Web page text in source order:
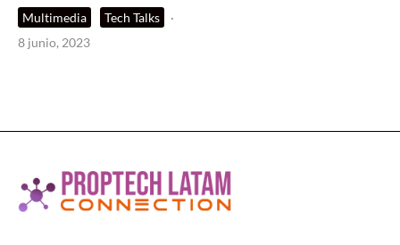
Multimedia Tech Talks
·
8 junio, 2023